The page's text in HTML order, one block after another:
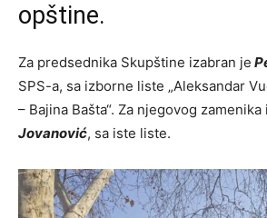
opštine.
Za predsednika Skupštine izabran je
SPS-a, sa izborne liste „Aleksandar
– Bajina Bašta“. Za njegovog zamenika
Jovanović, sa iste liste.